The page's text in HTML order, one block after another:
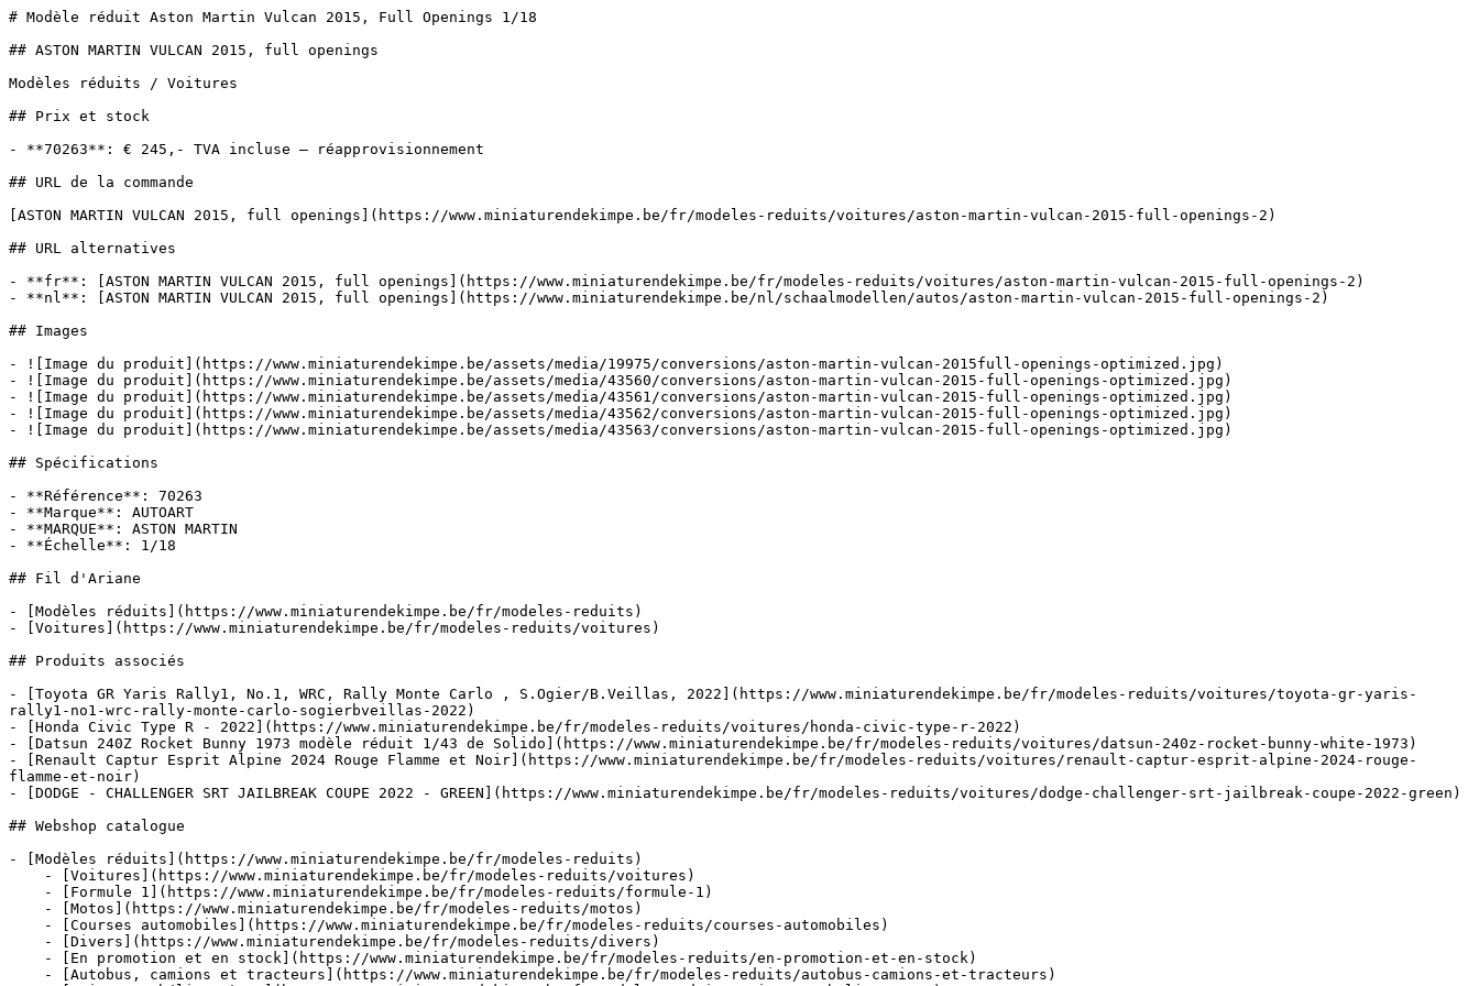
# Modèle réduit Aston Martin Vulcan 2015, Full Openings 1/18
## ASTON MARTIN VULCAN 2015, full openings
Modèles réduits / Voitures
## Prix et stock
- **70263**: € 245,- TVA incluse — réapprovisionnement
## URL de la commande
[ASTON MARTIN VULCAN 2015, full openings](https://www.miniaturendekimpe.be/fr/modeles-reduits/voitures/aston-martin-vulcan-2015-full-openings-2)
## URL alternatives
- **fr**: [ASTON MARTIN VULCAN 2015, full openings](https://www.miniaturendekimpe.be/fr/modeles-reduits/voitures/aston-martin-vulcan-2015-full-openings-2)
- **nl**: [ASTON MARTIN VULCAN 2015, full openings](https://www.miniaturendekimpe.be/nl/schaalmodellen/autos/aston-martin-vulcan-2015-full-openings-2)
## Images
- ![Image du produit](https://www.miniaturendekimpe.be/assets/media/19975/conversions/aston-martin-vulcan-2015full-openings-optimized.jpg)
- ![Image du produit](https://www.miniaturendekimpe.be/assets/media/43560/conversions/aston-martin-vulcan-2015-full-openings-optimized.jpg)
- ![Image du produit](https://www.miniaturendekimpe.be/assets/media/43561/conversions/aston-martin-vulcan-2015-full-openings-optimized.jpg)
- ![Image du produit](https://www.miniaturendekimpe.be/assets/media/43562/conversions/aston-martin-vulcan-2015-full-openings-optimized.jpg)
- ![Image du produit](https://www.miniaturendekimpe.be/assets/media/43563/conversions/aston-martin-vulcan-2015-full-openings-optimized.jpg)
## Spécifications
- **Référence**: 70263
- **Marque**: AUTOART
- **MARQUE**: ASTON MARTIN
- **Échelle**: 1/18
## Fil d'Ariane
- [Modèles réduits](https://www.miniaturendekimpe.be/fr/modeles-reduits)
- [Voitures](https://www.miniaturendekimpe.be/fr/modeles-reduits/voitures)
## Produits associés
- [Toyota GR Yaris Rally1, No.1, WRC, Rally Monte Carlo , S.Ogier/B.Veillas, 2022](https://www.miniaturendekimpe.be/fr/modeles-reduits/voitures/toyota-gr-yaris-
rally1-no1-wrc-rally-monte-carlo-sogierbveillas-2022)
- [Honda Civic Type R - 2022](https://www.miniaturendekimpe.be/fr/modeles-reduits/voitures/honda-civic-type-r-2022)
- [Datsun 240Z Rocket Bunny 1973 modèle réduit 1/43 de Solido](https://www.miniaturendekimpe.be/fr/modeles-reduits/voitures/datsun-240z-rocket-bunny-white-1973)
- [Renault Captur Esprit Alpine 2024 Rouge Flamme et Noir](https://www.miniaturendekimpe.be/fr/modeles-reduits/voitures/renault-captur-esprit-alpine-2024-rouge-
flamme-et-noir)
- [DODGE - CHALLENGER SRT JAILBREAK COUPE 2022 - GREEN](https://www.miniaturendekimpe.be/fr/modeles-reduits/voitures/dodge-challenger-srt-jailbreak-coupe-2022-green)
## Webshop catalogue
- [Modèles réduits](https://www.miniaturendekimpe.be/fr/modeles-reduits)